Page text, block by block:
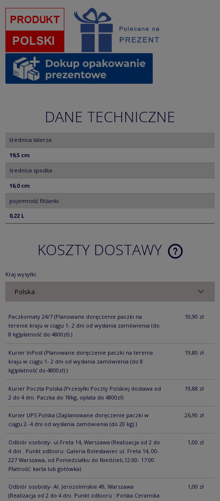
DANE TECHNICZNE
średnica talerza
19,5 cm
średnica spodka
16,0 cm
pojemność filiżanki
0,22 L
KOSZTY DOSTAWY
CENA NIE
Kraj wysyłki:
Paczkomaty 24/7 (Planowane doręczenie paczki na
terenie kraju w ciągu 1- 2 dni od wysłania zamówienia (do
8 kg)płatność do 4800zł).)
10,90 zł
Kurier InPost (Planowane doręczenie paczki na terenie
kraju w ciągu 1- 2 dni od wysłania zamówienia (do 8
kg)płatność do 4800zł).)
19,80 zł
Kurier Poczta Polska (Przesyłki Poczty Polskiej dostawa od
2 do 4 dni. Paczka do 18kg, opłata do 4800zł)
19,88 zł
Kurier UPS Polska (Zaplanowane doręczenie paczki w
ciągu 2- 4 dni od wysłania zamówienia (do 20 kg).)
26,90 zł
Odbiór osobisty- ul.Freta 14, Warszawa (Realizacja od 2 do
4 dni . Punkt odbioru: Galeria Bolesławiec ul. Freta 14, 00-
227 Warszawa, od Poniedziałku do Niedzieli,12:00- 17:00.
Płatność: karta lub gotówka)
1,00 zł
Odbiór osobisty- Al. Jerozolimskie 49, Warszawa
(Realizacja od 2 do 4 dni. Punkt odbioru : Polska Ceramika
1,00 zł